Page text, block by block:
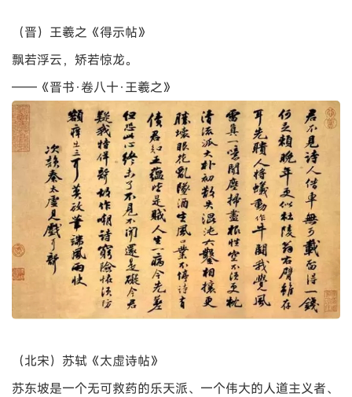
（晋）王羲之《得示帖》
飘若浮云，矫若惊龙。
——《晋书·卷八十·王羲之》
（北宋）苏轼《太虚诗帖》
苏东坡是一个无可救药的乐天派、一个伟大的人道主义者、